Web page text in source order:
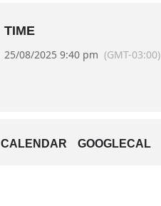
TIME
25/08/2025 9:40 pm (GMT-03:00)
CALENDAR GOOGLECAL